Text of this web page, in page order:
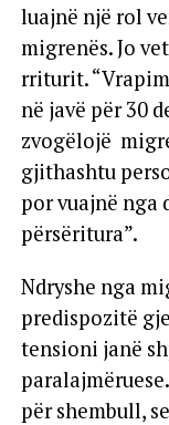
luajnë një rol
migrenës. Jo
rriturit.
në javë për 30
zvogëlojë
gjithashtu
por vuajnë nga
përsëritura”.
Ndryshe nga
predispozitë
tensioni janë
për shembull,